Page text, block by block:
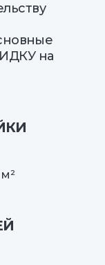
на
м²